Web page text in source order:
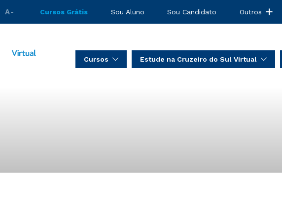
A- Cursos Grátis Sou Aluno Sou Candidato Outros
Cursos Estude na Cruzeiro do Sul Virtual